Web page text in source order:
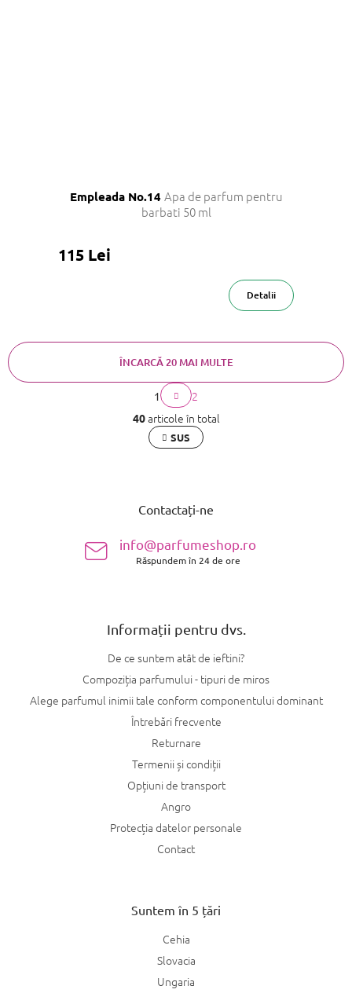
FILTRU
Empleada No.14 Apa de parfum pentru
barbati 50 ml
115 Lei
Detalii
C
o
n
t
l
i
s
l
o
r
ÎNCARCĂ 20 MAI MULTE
P
a
g
i
n
1 2
40articole în total
SUS
Contactați-ne
info@parfumeshop.ro
Răspundem în 24 de ore
Informații pentru dvs.
De ce suntem atât de ieftini?
Compoziția parfumului - tipuri de miros
Alege parfumul inimii tale conform componentului dominant
Întrebări frecvente
Returnare
Termenii și condiții
Opțiuni de transport
Angro
Protecția datelor personale
Contact
Suntem în 5 țări
Cehia
Slovacia
Ungaria